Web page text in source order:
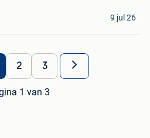
9 jul 26
2 3
1 van 3